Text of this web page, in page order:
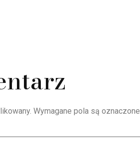
Wymagane pola są oznaczone